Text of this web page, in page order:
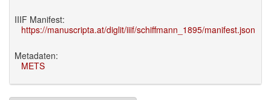
IIIF Manifest:
https://manuscripta.at/diglit/iiif/schiffmann_1895/manifest.json
Metadaten:
METS